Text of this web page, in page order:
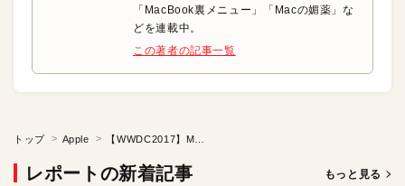
「MacBook裏メニュー」「Macの媚薬」な
どを連載中。
この著者の記事一覧
トップ Apple
レポートの新着記事 もっと見る